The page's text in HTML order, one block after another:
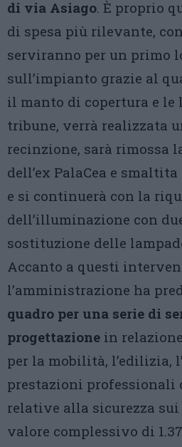
di via Asiago. È proprio
di spesa più rilevante,
serviranno per un primo
sull’impianto grazie al
il manto di copertura e le
tribune, verrà realizzata
recinzione, sarà rimossa
dell’ex PalaCea e
e si continuerà con la
dell’illuminazione con
sostituzione delle
Accanto a questi
l’amministrazione ha
quadro per una serie di
progettazione in
per la mobilità, l’edilizia,
prestazioni professionali
relative alla sicurezza
valore complessivo di